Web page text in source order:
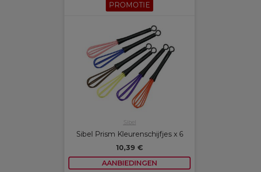
PROMOTIE
Sibel
Sibel Prism Kleurenschijfjes x 6
10,39 €
AANBIEDINGEN